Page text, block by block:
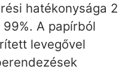
hatékonysága 2
A papírból
levegővel